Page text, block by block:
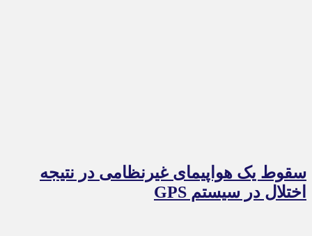
سقوط یک هواپیمای غیرنظامی در نتیجه
اختلال در سیستم‌ GPS